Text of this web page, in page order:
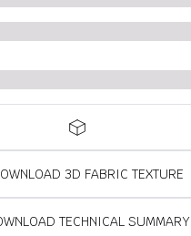
3D FABRIC TEXTURE
TECHNICAL SUMMARY